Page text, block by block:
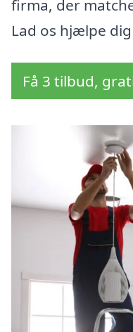
firma, der
Lad os hjælpe
Få 3 tilbud,